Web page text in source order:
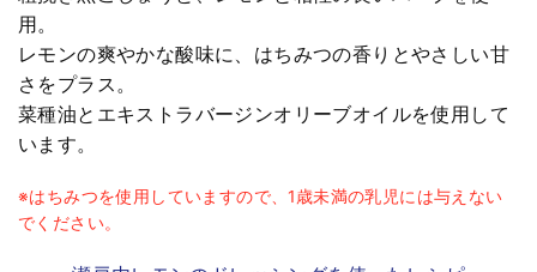
用。
レモンの爽やかな酸味に、はちみつの香りとやさしい甘
さをプラス。
菜種油とエキストラバージンオリーブオイルを使用して
います。
※はちみつを使用していますので、1歳未満の乳児には与えない
でください。